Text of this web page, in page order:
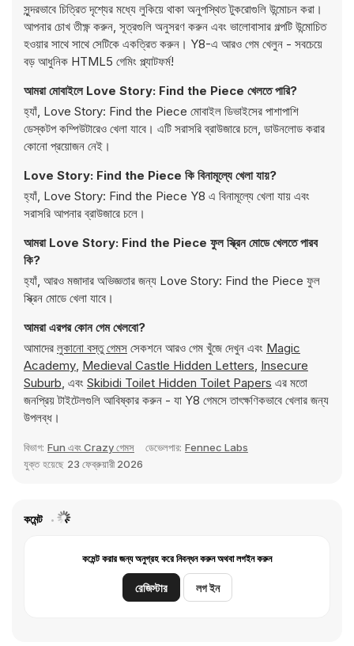
সুন্দরভাবে চিত্রিত দৃশ্যের মধ্যে লুকিয়ে থাকা অনুপস্থিত টুকরোগুলি উন্মোচন করা।
আপনার চোখ তীক্ষ্ণ করুন, সূত্রগুলি অনুসরণ করুন এবং ভালোবাসার গল্পটি উন্মোচিত
হওয়ার সাথে সাথে সেটিকে একত্রিত করুন। Y8-এ আরও গেম খেলুন - সবচেয়ে
বড় আধুনিক HTML5 গেমিং প্ল্যাটফর্ম!
আমরা মোবাইলে Love Story: Find the Piece খেলতে পারি?
হ্যাঁ, Love Story: Find the Piece মোবাইল ডিভাইসের পাশাপাশি
ডেস্কটপ কম্পিউটারেও খেলা যাবে। এটি সরাসরি ব্রাউজারে চলে, ডাউনলোড করার
কোনো প্রয়োজন নেই।
Love Story: Find the Piece কি বিনামূল্যে খেলা যায়?
হ্যাঁ, Love Story: Find the Piece Y8 এ বিনামূল্যে খেলা যায় এবং
সরাসরি আপনার ব্রাউজারে চলে।
আমরা Love Story: Find the Piece ফুল স্ক্রিন মোডে খেলতে পারব
কি?
হ্যাঁ, আরও মজাদার অভিজ্ঞতার জন্য Love Story: Find the Piece ফুল
স্ক্রিন মোডে খেলা যাবে।
আমরা এরপর কোন গেম খেলবো?
আমাদের লুকানো বস্তু গেমস সেকশনে আরও গেম খুঁজে দেখুন এবং Magic
Academy, Medieval Castle Hidden Letters, Insecure
Suburb, এবং Skibidi Toilet Hidden Toilet Papers এর মতো
জনপ্রিয় টাইটেলগুলি আবিষ্কার করুন - যা Y8 গেমসে তাৎক্ষণিকভাবে খেলার জন্য
উপলব্ধ।
বিভাগ: Fun এবং Crazy গেমস ডেভেলপার: Fennec Labs
যুক্ত হয়েছে 23 ফেব্রুয়ারী 2026
কমেন্ট
কমেন্ট করার জন্য অনুগ্রহ করে নিবন্ধন করুন অথবা লগইন করুন
রেজিস্টার লগ ইন